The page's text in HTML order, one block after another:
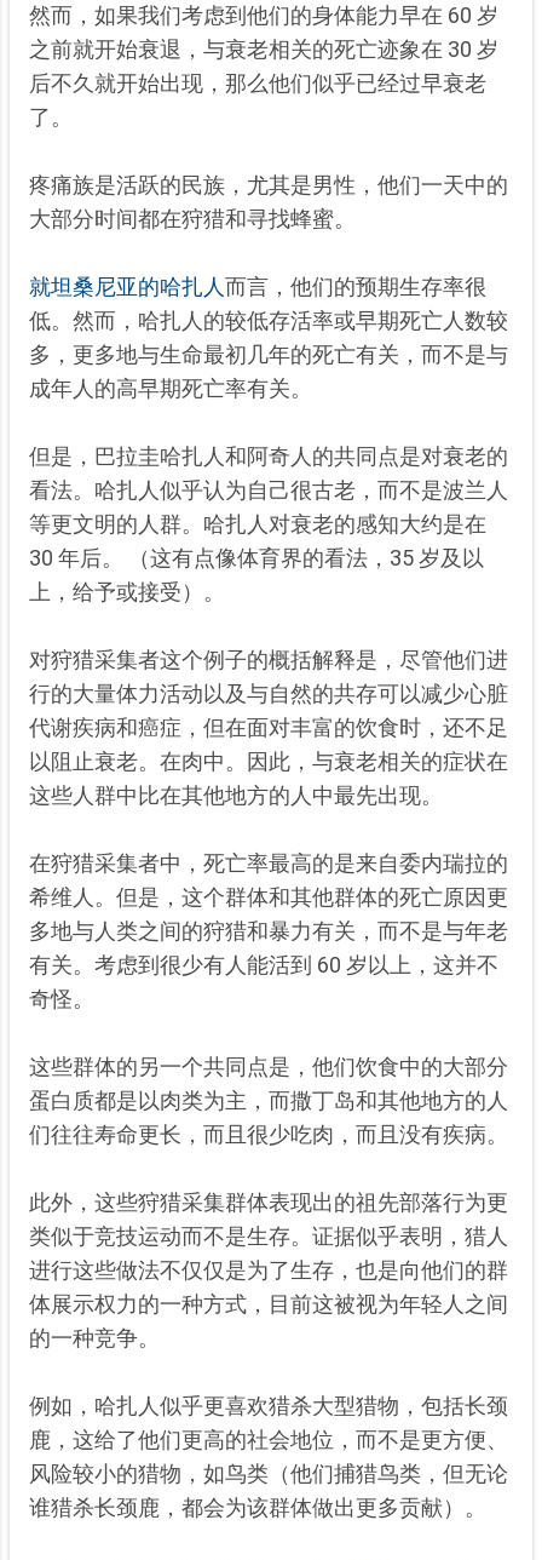
然而，如果我们考虑到他们的身体能力早在 60 岁
之前就开始衰退，与衰老相关的死亡迹象在 30 岁
后不久就开始出现，那么他们似乎已经过早衰老
了。
疼痛族是活跃的民族，尤其是男性，他们一天中的
大部分时间都在狩猎和寻找蜂蜜。
就坦桑尼亚的哈扎人而言，他们的预期生存率很
低。然而，哈扎人的较低存活率或早期死亡人数较
多，更多地与生命最初几年的死亡有关，而不是与
成年人的高早期死亡率有关。
但是，巴拉圭哈扎人和阿奇人的共同点是对衰老的
看法。哈扎人似乎认为自己很古老，而不是波兰人
等更文明的人群。哈扎人对衰老的感知大约是在
30 年后。 （这有点像体育界的看法，35 岁及以
上，给予或接受）。
对狩猎采集者这个例子的概括解释是，尽管他们进
行的大量体力活动以及与自然的共存可以减少心脏
代谢疾病和癌症，但在面对丰富的饮食时，还不足
以阻止衰老。在肉中。因此，与衰老相关的症状在
这些人群中比在其他地方的人中最先出现。
在狩猎采集者中，死亡率最高的是来自委内瑞拉的
希维人。但是，这个群体和其他群体的死亡原因更
多地与人类之间的狩猎和暴力有关，而不是与年老
有关。考虑到很少有人能活到 60 岁以上，这并不
奇怪。
这些群体的另一个共同点是，他们饮食中的大部分
蛋白质都是以肉类为主，而撒丁岛和其他地方的人
们往往寿命更长，而且很少吃肉，而且没有疾病。
此外，这些狩猎采集群体表现出的祖先部落行为更
类似于竞技运动而不是生存。证据似乎表明，猎人
进行这些做法不仅仅是为了生存，也是向他们的群
体展示权力的一种方式，目前这被视为年轻人之间
的一种竞争。
例如，哈扎人似乎更喜欢猎杀大型猎物，包括长颈
鹿，这给了他们更高的社会地位，而不是更方便、
风险较小的猎物，如鸟类（他们捕猎鸟类，但无论
谁猎杀长颈鹿，都会为该群体做出更多贡献）。